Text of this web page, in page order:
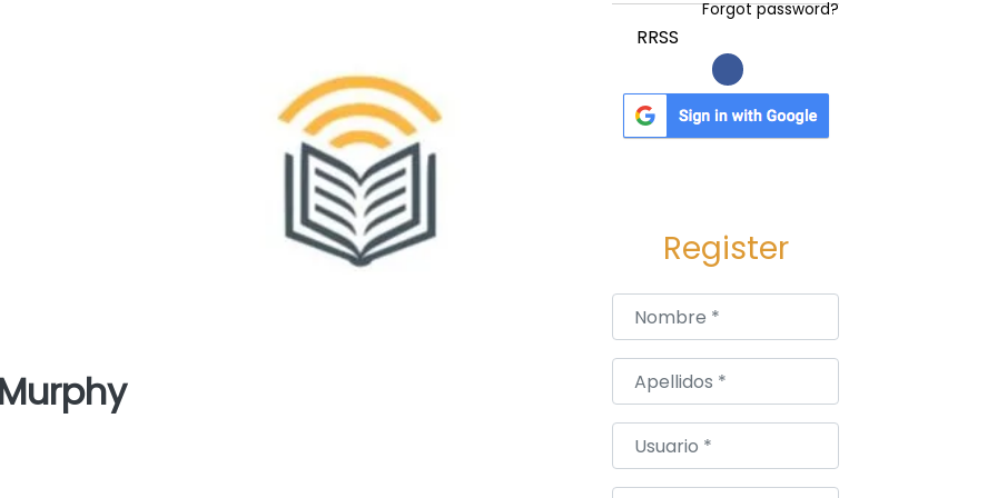
Forgot password?
RRSS
Register
Nombre*
Apellidos*
Usuario*